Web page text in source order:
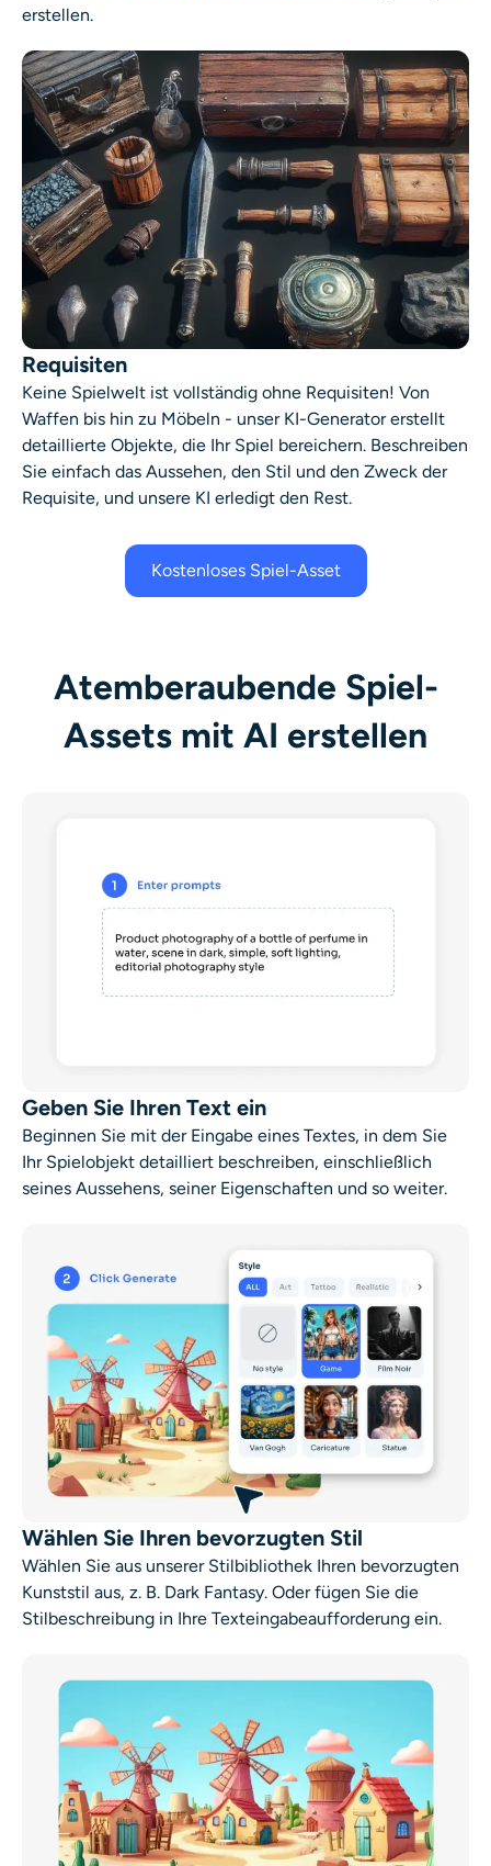
erstellen.
Requisiten
Keine Spielwelt ist vollständig ohne Requisiten! Von
Waffen bis hin zu Möbeln - unser KI-Generator erstellt
detaillierte Objekte, die Ihr Spiel bereichern. Beschreiben
Sie einfach das Aussehen, den Stil und den Zweck der
Requisite, und unsere KI erledigt den Rest.
Kostenloses Spiel-Asset
Atemberaubende Spiel-
Assets mit AI erstellen
Geben Sie Ihren Text ein
Beginnen Sie mit der Eingabe eines Textes, in dem Sie
Ihr Spielobjekt detailliert beschreiben, einschließlich
seines Aussehens, seiner Eigenschaften und so weiter.
Wählen Sie Ihren bevorzugten Stil
Wählen Sie aus unserer Stilbibliothek Ihren bevorzugten
Kunststil aus, z. B. Dark Fantasy. Oder fügen Sie die
Stilbeschreibung in Ihre Texteingabeaufforderung ein.